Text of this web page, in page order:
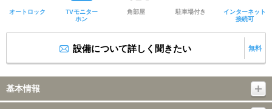
オートロック
TVモニター
ホン
角部屋 駐車場付き
インターネット
接続可
設備について詳しく聞きたい 無料
基本情報